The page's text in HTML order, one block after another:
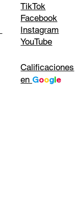
TikTok
Facebook
Instagram
YouTube
Calificaciones
en Google